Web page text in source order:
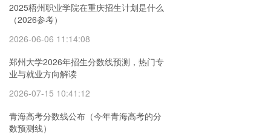
2025梧州职业学院在重庆招生计划是什么
（2026参考）
2026-06-06 11:14:08
郑州大学2026年招生分数线预测，热门专
业与就业方向解读
2026-07-15 10:41:12
青海高考分数线公布（今年青海高考的分
数预测线）